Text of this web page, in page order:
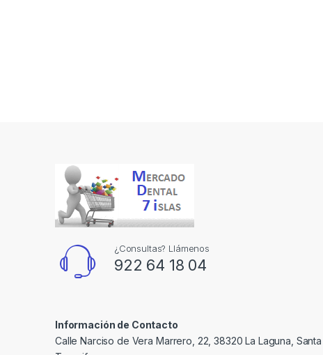
¿Consultas? Llámenos
922 64 18 04
Información de Contacto
Calle Narciso de Vera Marrero, 22, 38320 La Laguna,